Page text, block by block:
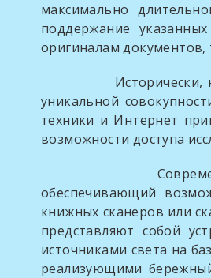
максимально
поддержание
оригиналам документов,
Исторически,
уникальной
техники и Интернет
возможности доступа
Современный ФП
обеспечивающий
книжных сканеров или
представляют собой
источниками света на
реализующими